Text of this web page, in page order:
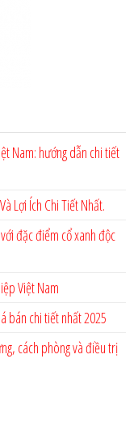
Nam: hướng dẫn chi tiết
Lợi Ích Chi Tiết Nhất.
đặc điểm cổ xanh độc
Việt Nam
bán chi tiết nhất 2025
cách phòng và điều trị